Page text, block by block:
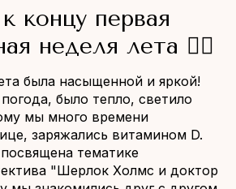
концу первая
неделя лета 🕵‍♂
была насыщенной и яркой!
было тепло, светило
мы много времени
заряжались витамином D.
тематике
"Шерлок Холмс и доктор